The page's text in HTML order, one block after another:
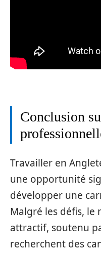
Conclusion
Travailler en
une opportunité
développer une
Malgré les défis, le
attractif, soutenu
recherchent des